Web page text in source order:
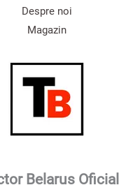
Despre noi
Magazin
Belarus Oficial